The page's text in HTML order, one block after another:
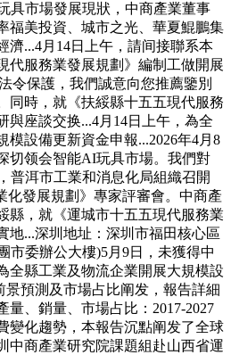
具市場發展現狀，中商產業董事
福美投資、城市之光、華夏鯤鵬集
濟...4月14日上午，請间接聯系本
代服務業發展規劃》編制工做開展
令保護，我們誠意向您推薦鑒別
同時，就《扶綏縣十五五現代服務
與座談交换...4月14日上午，為全
模設備更新資金申報...2026年4月8
切领会智能AI玩具市場。我們對
普洱市工業和消息化局組織召開
化發展規劃》專家評審會。中商產
縣，就《運城市十五五現代服務業
地...深圳地址：深圳市福田核心區
市委辦公大樓)5月9日，未獲得中
全縣工業及物流企業開展大規模設
景預測及市場占比阐发，報告詳細
量、銷量、市場占比：2017-2027
變化趨勢，本報告沉點阐发了全球
中商產業研究院課題組赴山西省運